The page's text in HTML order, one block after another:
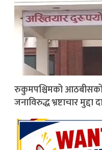
रुकुमपश्चिमको
जनाविरुद्ध भ्रष्टाचार मुद्दा